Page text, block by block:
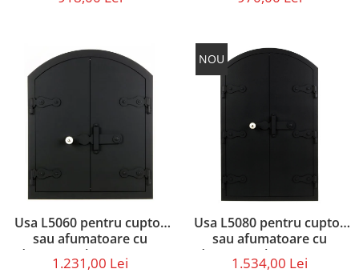
dimensiunea 44 X 34 cm
Usa L5060 pentru cuptor
sau afumatoare cu
dimensiunile 50 x 60 cm
1.231,00 Lei
NOU
Usa L5080 pentru cuptor
sau afumatoare cu
dimensiunile 50 x 80 cm
1.534,00 Lei